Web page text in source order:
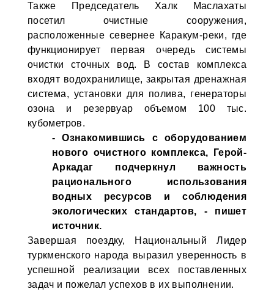
Также Председатель Халк Маслахаты
посетил очистные сооружения,
расположенные севернее Каракум-реки, где
функционирует первая очередь системы
очистки сточных вод. В состав комплекса
входят водохранилище, закрытая дренажная
система, установки для полива, генераторы
озона и резервуар объемом 100 тыс.
кубометров.
- Ознакомившись с оборудованием
нового очистного комплекса, Герой-
Аркадаг подчеркнул важность
рационального использования
водных ресурсов и соблюдения
экологических стандартов, - пишет
источник.
Завершая поездку, Национальный Лидер
туркменского народа выразил уверенность в
успешной реализации всех поставленных
задач и пожелал успехов в их выполнении.